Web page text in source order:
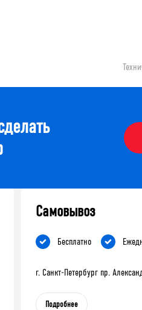
Самовывоз
Бесплатно
г. Санкт-Петербург пр.
Подробнее